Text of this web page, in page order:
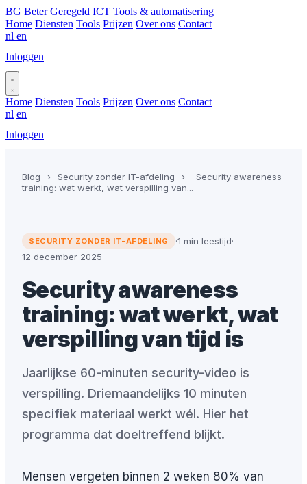
BG Beter Geregeld ICT Tools & automatisering
Home Diensten Tools Prijzen Over ons Contact
nl en
Inloggen
Home Diensten Tools Prijzen Over ons Contact
nl en
Inloggen
Blog › Security zonder IT-afdeling ›
Security awareness
training: wat werkt, wat verspilling van...
SECURITY ZONDER IT-AFDELING ·1 min leestijd·
12 december 2025
Security awareness
training: wat werkt, wat
verspilling van tijd is
Jaarlijkse 60-minuten security-video is
verspilling. Driemaandelijks 10 minuten
specifiek materiaal werkt wél. Hier het
programma dat doeltreffend blijkt.
Mensen vergeten binnen 2 weken 80% van